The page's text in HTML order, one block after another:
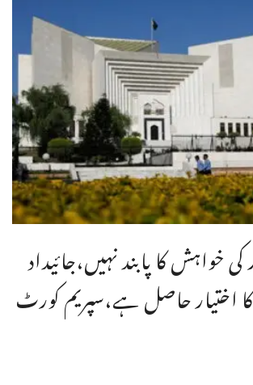
خواہش کا پابند نہیں،جائیداد
اختیار حاصل ہے،سپریم کورٹ